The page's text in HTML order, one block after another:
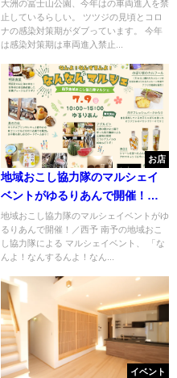
大洲の冨士山公園、今年はの車両進入を禁
止しているらしい。 ツツジの見頃とコロ
ナの感染対策期がダブっています。 今年
は感染対策期は車両進入禁止...
お店
地域おこし協力隊のマルシェイ
ベントがゆるりあんで開催！／
西予
地域おこし協力隊のマルシェイベントがゆ
るりあんで開催！／西予 南予の地域おこ
し協力隊による マルシェイベント、 「な
んよ！なんするんよ！なん...
イベント